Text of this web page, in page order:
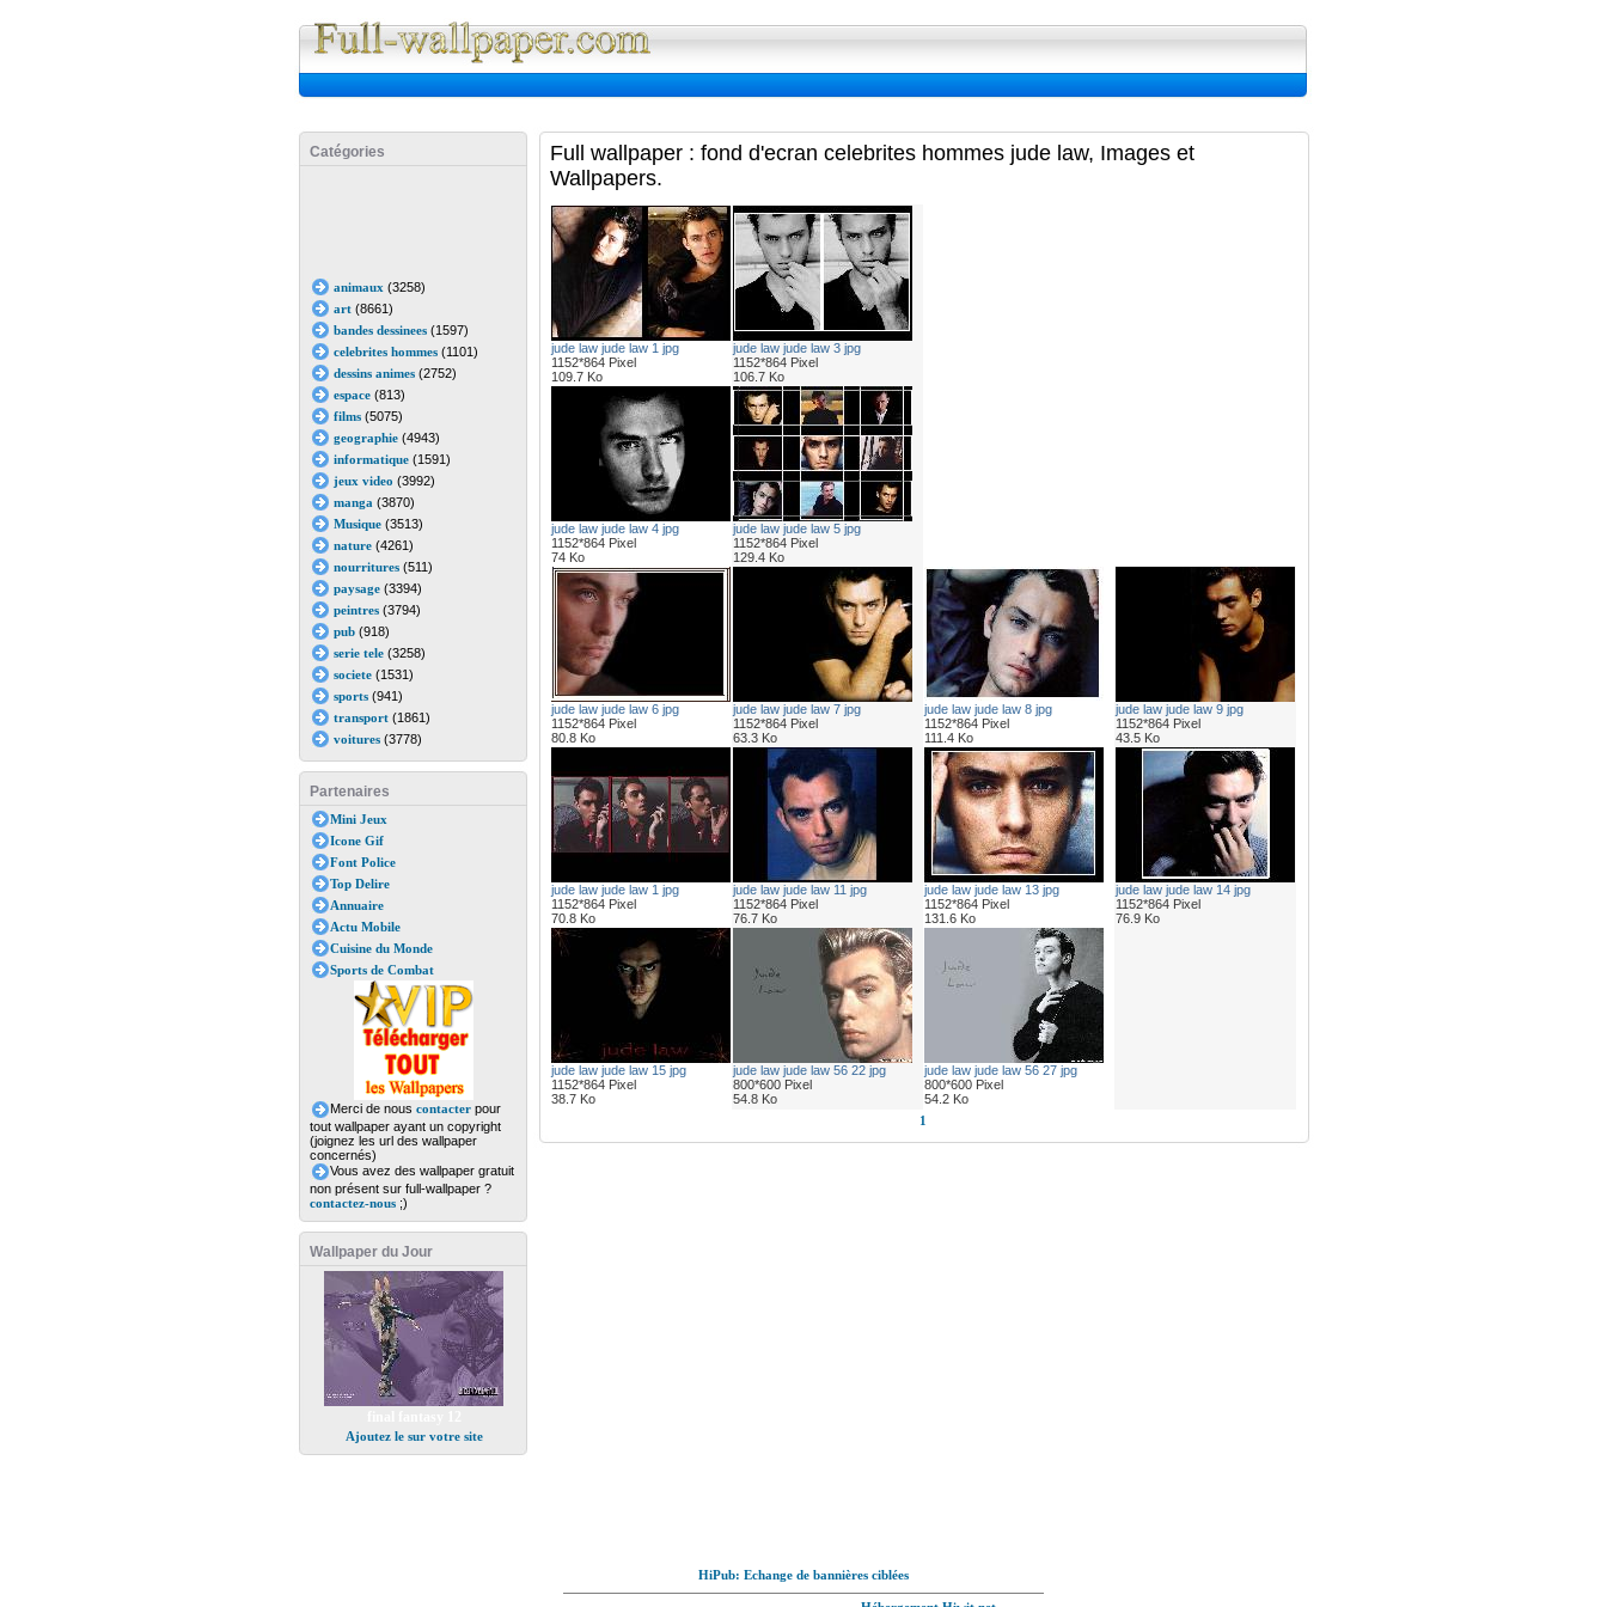
Catégories
animaux (3258)
art(8661)
bandes dessinees(1597)
celebrites hommes(1101)
dessins animes(2752)
espace(813)
films(5075)
geographie(4943)
informatique(1591)
jeux video (3992)
manga (3870)
Musique(3513)
nature(4261)
nourritures(511)
paysage(3394)
peintres(3794)
pub(918)
serie tele(3258)
societe(1531)
sports(941)
transport(1861)
voitures(3778)
Partenaires
Mini Jeux
Icone Gif
Font Police
Top Delire
Annuaire
Actu Mobile
Cuisine du Monde
Sports de Combat
Merci de nous contacterpour
tout wallpaper ayant un copyright
(joignez les url des wallpaper
concernés)
Vous avez des wallpaper gratuit
non présent sur full-wallpaper ?
contactez-nous;)
Wallpaper du Jour
Ajoutez le sur votre site
Full wallpaper : fond d'ecran celebrites hommes jude law, Images et
Wallpapers.
jude law jude law 1 jpg
1152*864 Pixel
109.7 Ko
jude law jude law 3 jpg
1152*864 Pixel
106.7 Ko
jude law jude law 4 jpg
1152*864 Pixel
74 Ko
jude law jude law 5 jpg
1152*864 Pixel
129.4 Ko
jude law jude law 6 jpg
1152*864 Pixel
80.8 Ko
jude law jude law 7 jpg
1152*864 Pixel
63.3 Ko
jude law jude law 8 jpg
1152*864 Pixel
111.4 Ko
jude law jude law 9 jpg
1152*864 Pixel
43.5 Ko
jude law jude law 1 jpg
1152*864 Pixel
70.8 Ko
jude law jude law 11 jpg
1152*864 Pixel
76.7 Ko
jude law jude law 13 jpg
1152*864 Pixel
131.6 Ko
jude law jude law 14 jpg
1152*864 Pixel
76.9 Ko
jude law jude law 15 jpg
1152*864 Pixel
38.7 Ko
jude law jude law 56 22 jpg
800*600 Pixel
54.8 Ko
jude law jude law 56 27 jpg
800*600 Pixel
54.2 Ko
1
HiPub: Echange de bannières ciblées